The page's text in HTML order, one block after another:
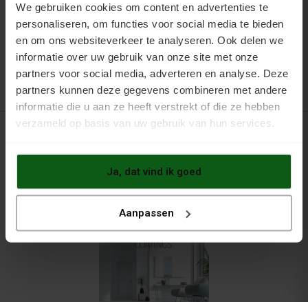
We gebruiken cookies om content en advertenties te
personaliseren, om functies voor social media te bieden
en om ons websiteverkeer te analyseren. Ook delen we
informatie over uw gebruik van onze site met onze
partners voor social media, adverteren en analyse. Deze
partners kunnen deze gegevens combineren met andere
informatie die u aan ze heeft verstrekt of die ze hebben
verzameld op basis van uw gebruik van hun services.
Ja, dat vind ik goed
Aanpassen